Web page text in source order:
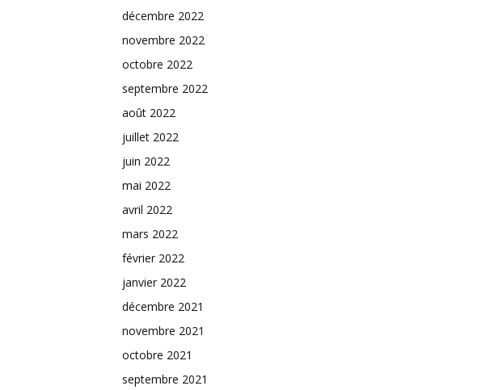
décembre 2022
novembre 2022
octobre 2022
septembre 2022
août 2022
juillet 2022
juin 2022
mai 2022
avril 2022
mars 2022
février 2022
janvier 2022
décembre 2021
novembre 2021
octobre 2021
septembre 2021